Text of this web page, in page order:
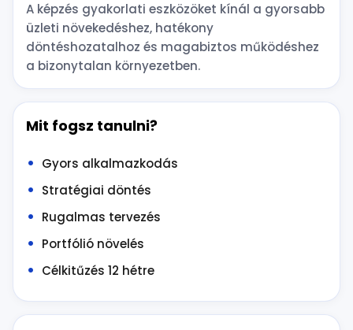
A képzés gyakorlati eszközöket kínál a gyorsabb
üzleti növekedéshez, hatékony
döntéshozatalhoz és magabiztos működéshez
a bizonytalan környezetben.
Mit fogsz tanulni?
Gyors alkalmazkodás
Stratégiai döntés
Rugalmas tervezés
Portfólió növelés
Célkitűzés 12 hétre